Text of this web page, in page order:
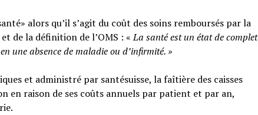
alors qu’il s’agit du coût des soins remboursés par la
de la définition de l’OMS : «La santé est un état de complet
une absence de maladie ou d’infirmité.»
et administré par santésuisse, la faîtière des caisses
en raison de ses coûts annuels par patient et par an,